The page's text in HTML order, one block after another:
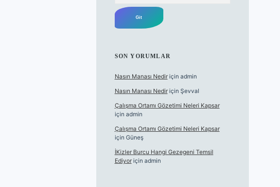
SON YORUMLAR
Nasın Manası Nediriçin admin
Nasın Manası Nediriçin Şevval
Çalışma Ortamı Gözetimi Neleri Kapsar
için admin
Çalışma Ortamı Gözetimi Neleri Kapsar
için Güneş
İKizler Burcu Hangi Gezegeni Temsil
Ediyoriçin admin